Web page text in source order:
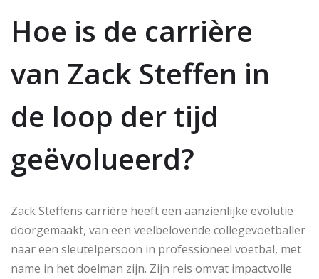
Hoe is de carrière
van Zack Steffen in
de loop der tijd
geëvolueerd?
Zack Steffens carrière heeft een aanzienlijke evolutie
doorgemaakt, van een veelbelovende collegevoetballer
naar een sleutelpersoon in professioneel voetbal, met
name in het doelman zijn. Zijn reis omvat impactvolle